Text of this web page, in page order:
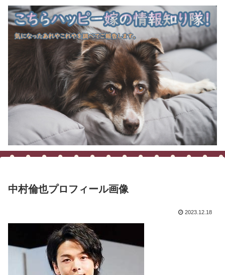
中村倫也プロフィール画像
2023.12.18